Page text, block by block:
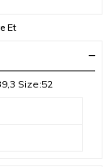
Et
Size:52